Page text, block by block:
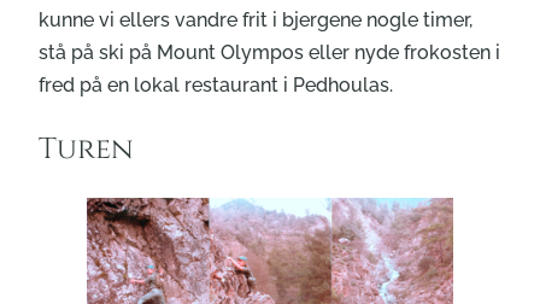
kunne vi ellers vandre frit i bjergene nogle timer,
stå på ski på Mount Olympos eller nyde frokosten i
fred på en lokal restaurant i Pedhoulas.
Turen